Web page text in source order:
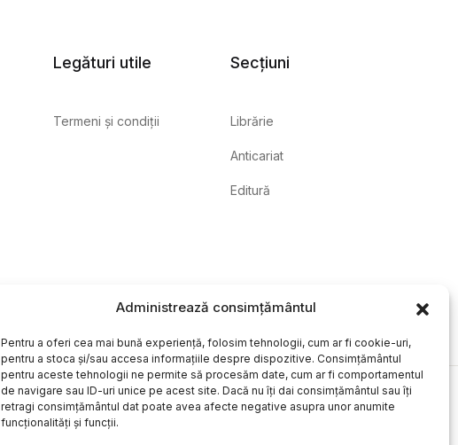
Administrează consimțământul
Pentru a oferi cea mai bună experiență, folosim tehnologii, cum ar fi cookie-uri,
pentru a stoca și/sau accesa informațiile despre dispozitive. Consimțământul
pentru aceste tehnologii ne permite să procesăm date, cum ar fi comportamentul
de navigare sau ID-uri unice pe acest site. Dacă nu îți dai consimțământul sau îți
retragi consimțământul dat poate avea afecte negative asupra unor anumite
funcționalități și funcții.
Legături utile
Termeni și condiții
Secțiuni
Librărie
Anticariat
Editură